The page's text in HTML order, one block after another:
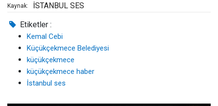
Kaynak: İSTANBUL SES
Etiketler :
Kemal Cebi
Küçükçekmece Belediyesi
küçükçekmece
küçükçekmece haber
İstanbul ses